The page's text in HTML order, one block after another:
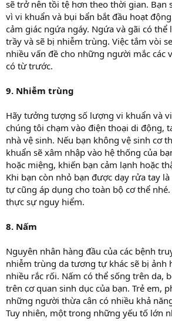
sẽ trở nên tồi tệ hơn theo thời gian. Bạn
vì vi khuẩn và bụi bẩn bắt đầu hoạt
cảm giác ngứa ngáy. Ngứa và gãi có thể
trầy và sẽ bị nhiễm trùng. Việc tắm vòi
nhiều vấn đề cho những người mắc các
có từ trước.
9. Nhiễm trùng
Hãy tưởng tượng số lượng vi khuẩn và
chúng tôi chạm vào điện thoại di động,
nhà vệ sinh. Nếu bạn không vệ sinh cơ
khuẩn sẽ xâm nhập vào hệ thống của
hoặc miệng, khiến bạn cảm lạnh hoặc
Khi bạn còn nhỏ bạn được dạy rửa tay
tự cũng áp dụng cho toàn bộ cơ thể
thực sự nguy hiểm.
8. Nấm
Nguyên nhân hàng đầu của các bệnh
nhiễm trùng da tương tự khác sẽ bị ảnh
nhiều rắc rối. Nấm có thể sống trên da,
trên cơ quan sinh dục của bạn. Trẻ em,
những người thừa cân có nhiều khả
Tuy nhiên, một trong những yếu tố lớn